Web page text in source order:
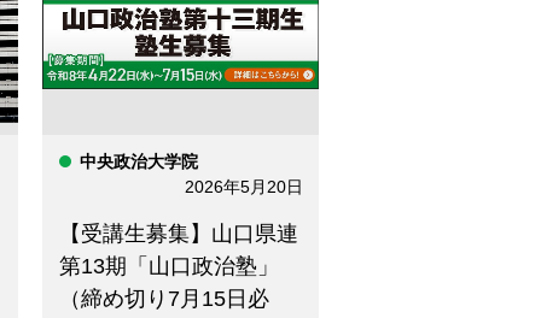
中央政治大学院
2026年5月20日
【受講生募集】山口県連
第13期「山口政治塾」
（締め切り7月15日必